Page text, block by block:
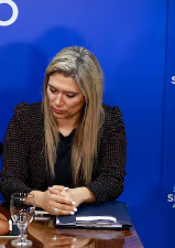
se
donde Milei hará
su periplo
asistirá a la
electo de
supeditadas a
de los
política exterior
por la
y el mandato